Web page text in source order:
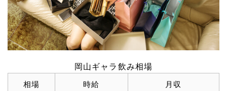
岡山ギャラ飲み相場
相場 時給 月収